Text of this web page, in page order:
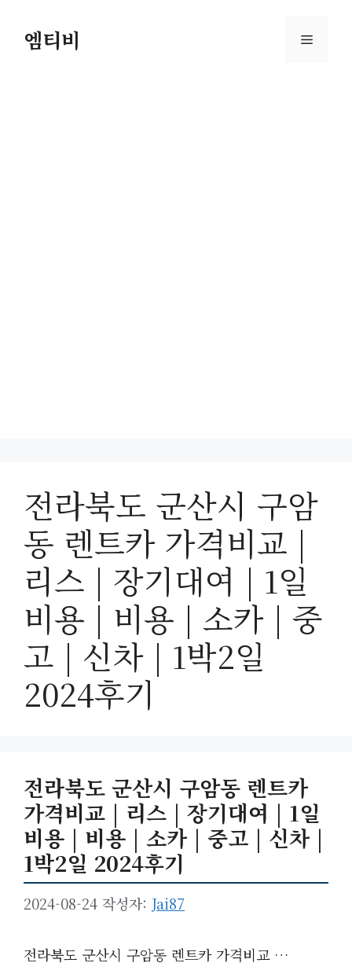
엠티비 메
전라북도 군산시 구암
동 렌트카 가격비교 |
리스 | 장기대여 | 1일
비용 | 비용 | 소카 | 중
고 | 신차 | 1박2일
2024후기
전라북도 군산시 구암동 렌트카
가격비교 | 리스 | 장기대여 | 1일
비용 | 비용 | 소카 | 중고 | 신차 |
1박2일 2024후기
2024-08-24 작성자: Jai87
전라북도 군산시 구암동 렌트카 가격비교 …